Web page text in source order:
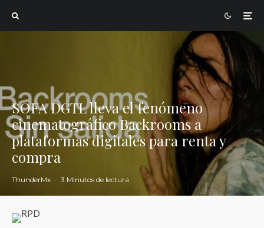
SOFA DGTL lleva el fenómeno
cinematográfico Backrooms a
plataformas digitales para renta y
compra
ThunderMx · 3 Minutos de lectura